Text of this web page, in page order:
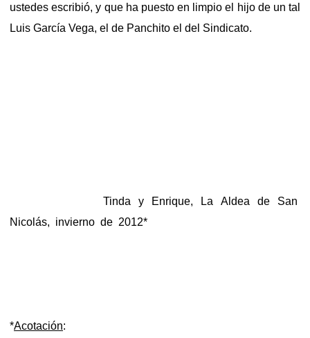
ustedes escribió, y que ha puesto en limpio el hijo de un tal
Luis García Vega, el de Panchito el del Sindicato.
Tinda y Enrique, La Aldea de San
Nicolás, invierno de 2012*
*Acotación: